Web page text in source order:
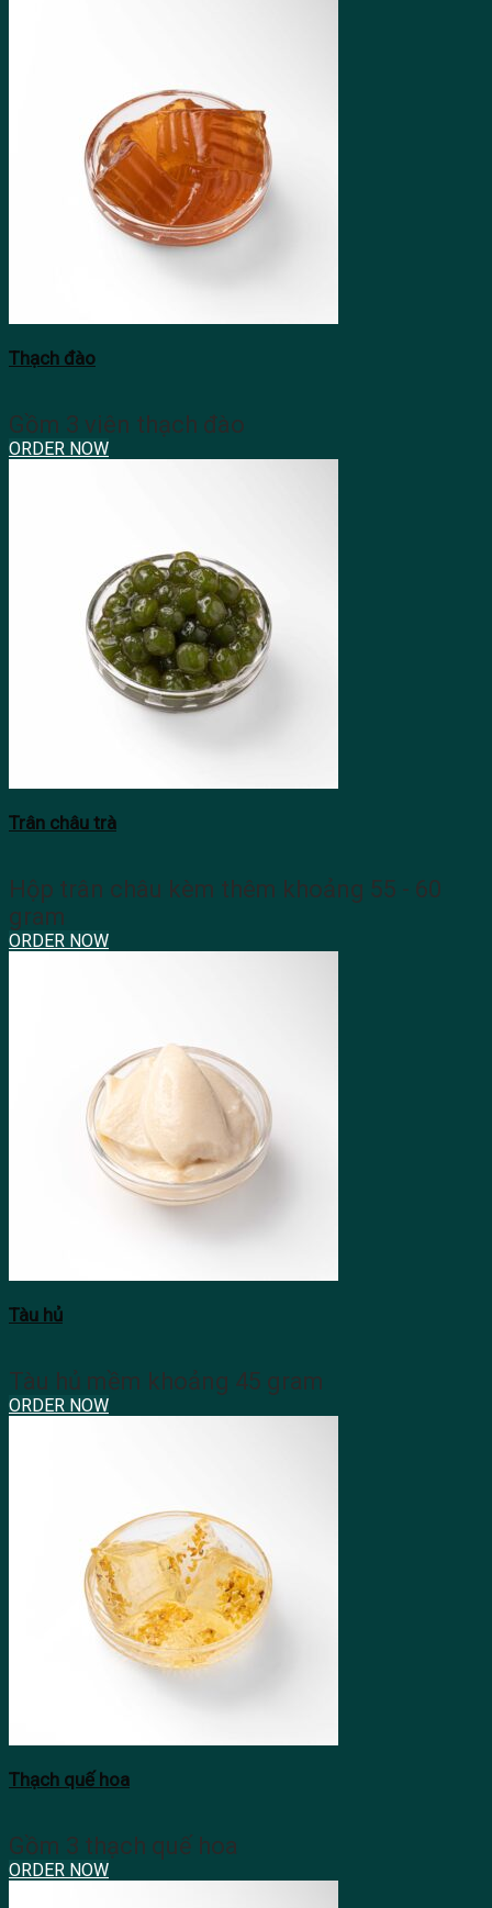
Thạch đào
Gồm 3 viên thạch đào
ORDER NOW
Trân châu trà
Hộp trân châu kèm thêm khoảng 55 - 60
gram
ORDER NOW
Tàu hủ
Tàu hủ mềm khoảng 45 gram
ORDER NOW
Thạch quế hoa
Gồm 3 thạch quế hoa
ORDER NOW